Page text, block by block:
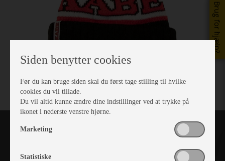
Brug for hjælp?
Siden benytter cookies
Før du kan bruge siden skal du først tage stilling til hvilke
cookies du vil tillade.
Du vil altid kunne ændre dine indstillinger ved at trykke på
ikonet i nederste venstre hjørne.
Marketing
Statistiske